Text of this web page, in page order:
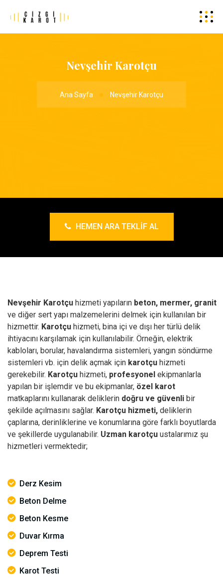
Nevşehir Karotçu
Ana Sayfa Nevşehir Karotçu
HEMEN ARA TEKLIF AL
Nevşehir Karotçu hizmeti yapıların beton, mermer, granit
ve diğer sert yapı malzemelerini delmek için kullanılan bir
hizmettir. Karotçu hizmeti, bina içi ve dışı her türlü delik
ihtiyacını karşılamak için kullanılabilir. Örneğin, elektrik
kabloları, borular, havalandırma sistemleri, yangın söndürme
sistemleri vb. için delik açmak için karotçu hizmeti
gerekebilir. Karotçu hizmeti, profesyonel ekipmanlarla
yapılan bir işlemdir ve bu ekipmanlar, özel karot
matkaplarını kullanarak deliklerin doğru ve güvenli bir
şekilde açılmasını sağlar. Karotçu hizmeti, deliklerin
çaplarına, derinliklerine ve konumlarına göre farklı boyutlarda
ve şekillerde uygulanabilir. Uzman karotçu ustalarımız şu
hizmetleri vermektedir;
Derz Kesim
Beton Delme
Beton Kesme
Duvar Kırma
Deprem Testi
Karot Testi